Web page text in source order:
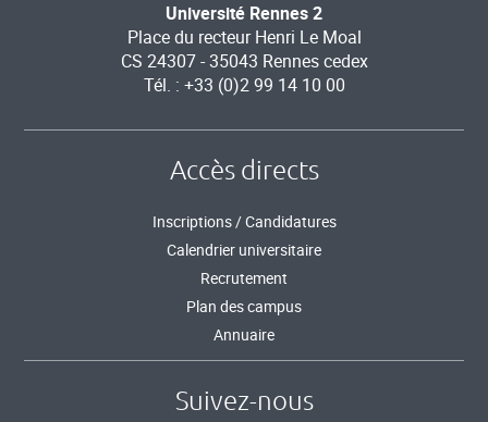
Université Rennes 2
Place du recteur Henri Le Moal
CS 24307 - 35043 Rennes cedex
Tél. : +33 (0)2 99 14 10 00
Accès directs
Inscriptions / Candidatures
Calendrier universitaire
Recrutement
Plan des campus
Annuaire
Suivez-nous